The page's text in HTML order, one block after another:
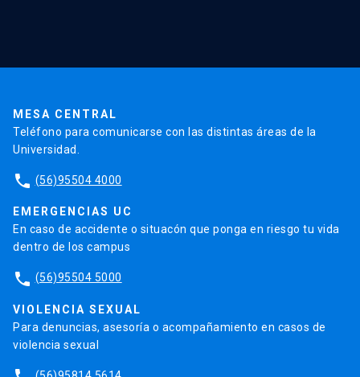
MESA CENTRAL
Teléfono para comunicarse con las distintas áreas de la
Universidad.
phone (56)95504 4000
EMERGENCIAS UC
En caso de accidente o situacón que ponga en riesgo tu vida
dentro de los campus
phone (56)95504 5000
VIOLENCIA SEXUAL
Para denuncias, asesoría o acompañamiento en casos de
violencia sexual